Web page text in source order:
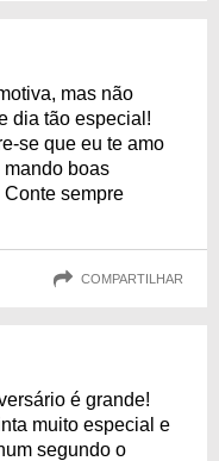
mas não
dia tão especial!
se que eu te amo
mando boas
sempre
COMPARTILHAR
é grande!
muito especial e
segundo o